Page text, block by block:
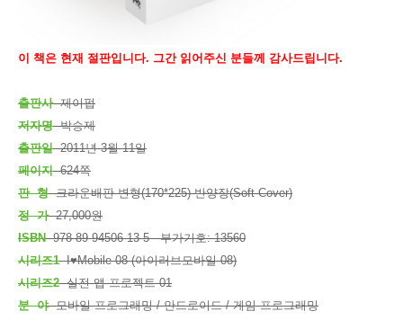
이 책은 현재 절판입니다. 그간 읽어주신 분들께 감사드립니다.
출판사제이펍
저자명박승제
출판일2011년 3월 11일
페이지624쪽
판 형크라운배판 변형(170*225) 반양장(Soft Cover)
정 가27,000원
ISBN978-89-94506-13-5 부가기호: 13560
시리즈1I♥Mobile 08 (아이러브모바일 08)
시리즈2실전 앱 프로젝트 01
분 야모바일 프로그래밍 / 안드로이드 / 게임 프로그래밍